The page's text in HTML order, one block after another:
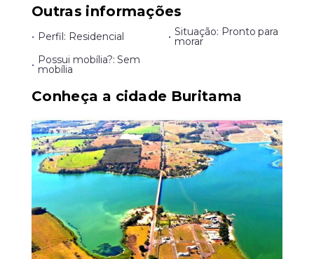
Outras informações
• Perfil: Residencial • Situação: Pronto para
morar
• Possui mobília?: Sem
mobília
Conheça a cidade Buritama